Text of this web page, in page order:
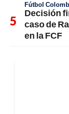
Fútbol
Decisión
caso de
en la FCF